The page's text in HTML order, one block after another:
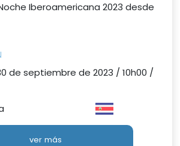
Iberoamericana 2023 desde
de septiembre de 2023 / 10h00 /
ver más